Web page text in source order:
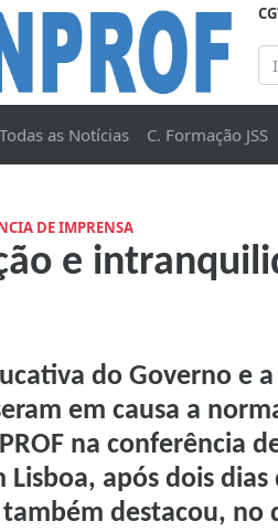
Todas as Notícias C. Formação JSS
DE IMPRENSA
e
do Governo e
em causa a
na conferência
Lisboa, após dois
também destacou,